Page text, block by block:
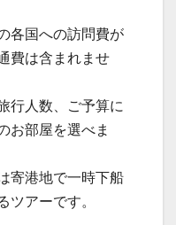
各国への訪問費が
費は含まれませ
行人数、ご予算に
お部屋を選べま
寄港地で一時下船
ツアーです。